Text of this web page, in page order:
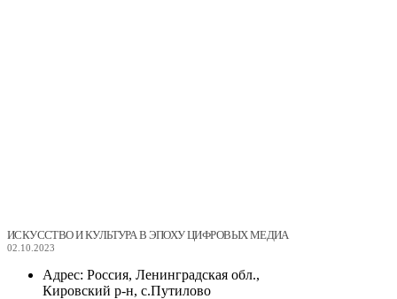
ИСКУССТВО И КУЛЬТУРА В ЭПОХУ ЦИФРОВЫХ МЕДИА
02.10.2023
Адрес: Россия, Ленинградская обл.,
Кировский р-н, с.Путилово